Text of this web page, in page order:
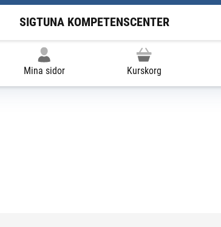
SIGTUNA KOMPETENSCENTER
Mina sidor Kurskorg